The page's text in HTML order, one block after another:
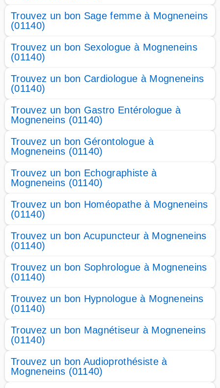
Trouvez un bon Sage femme à Mogneneins
(01140)
Trouvez un bon Sexologue à Mogneneins
(01140)
Trouvez un bon Cardiologue à Mogneneins
(01140)
Trouvez un bon Gastro Entérologue à
Mogneneins (01140)
Trouvez un bon Gérontologue à
Mogneneins (01140)
Trouvez un bon Echographiste à
Mogneneins (01140)
Trouvez un bon Homéopathe à Mogneneins
(01140)
Trouvez un bon Acupuncteur à Mogneneins
(01140)
Trouvez un bon Sophrologue à Mogneneins
(01140)
Trouvez un bon Hypnologue à Mogneneins
(01140)
Trouvez un bon Magnétiseur à Mogneneins
(01140)
Trouvez un bon Audioprothésiste à
Mogneneins (01140)